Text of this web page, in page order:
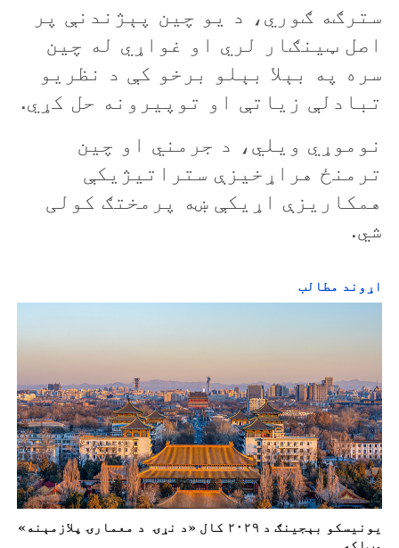
سترګه ګوري، د يو چين پېژندنې پر
اصل ټينګار لري او غواړي‌ له چين
سره په بېلا بېلو برخو کې د نظريو
تبادلې زیاتې او توپيرونه حل کړي.
نوموړي ويلي، د جرمني او چین
ترمنځ هراړخيزې ستراتيژيکې
همکاريزې اړيکې ښه پرمختګ کولی
شي.
اړوند مطالب
یونیسکو بېجینګ د ۲۰۲۹ کال «د نړۍ د معمارۍ پلازمېنه»
وټاکه